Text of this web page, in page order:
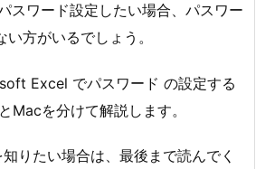
スワード設定したい場合、パスワー
方がいるでしょう。
Excel でパスワード の設定する
Macを分けて解説します。
りたい場合は、最後まで読んでく